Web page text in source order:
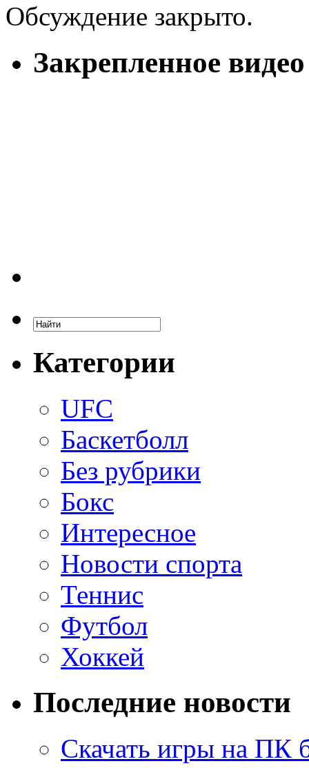
Обсуждение закрыто.
Закрепленное видео
Категории
UFC
Баскетболл
Без рубрики
Бокс
Интересное
Новости спорта
Теннис
Футбол
Хоккей
Последние новости
Скачать игры на ПК